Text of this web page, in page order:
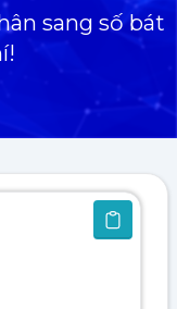
sang số bát